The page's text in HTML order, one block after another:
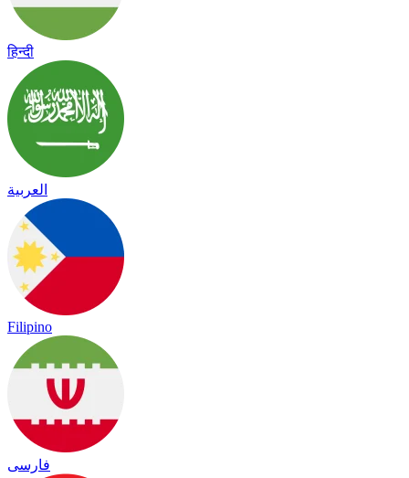
हिन्दी
العربية
Filipino
فارسی